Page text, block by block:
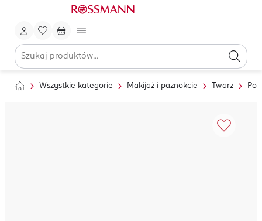
Wszystkie kategorie Makijaż i paznokcie Twarz